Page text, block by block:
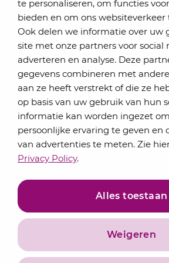
te personaliseren, om functies
bieden en om ons websiteverkeer
Ook delen we informatie over uw
site met onze partners voor social
adverteren en analyse. Deze
gegevens combineren met
aan ze heeft verstrekt of die ze
op basis van uw gebruik van hun
informatie kan worden ingezet
persoonlijke ervaring te geven en
van advertenties te meten. Zie
Privacy Policy.
Alles toestaan
Weigeren
Schrijf je in voor onze
Elke maand bundelen de
de eSigt het nieuws.
Jouw emailadres
Inschrijven
PrivacyverklaringAlgemene